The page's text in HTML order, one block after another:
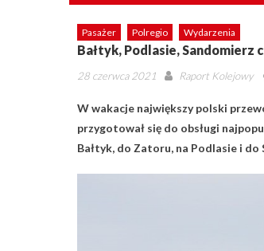
Pasażer Polregio Wydarzenia
Bałtyk, Podlasie, Sandomierz
Posted
28 czerwca 2021 Author
Raport Kolejowy
W wakacje największy polski
przygotował się do obsługi
Bałtyk, do Zatoru, na Podlasie i do